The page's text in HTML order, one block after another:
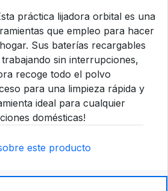
práctica lijadora orbital es una
que empleo para hacer
Sus baterías recargables
sin interrupciones,
recoge todo el polvo
para una limpieza rápida y
ideal para cualquier
domésticas!
este producto